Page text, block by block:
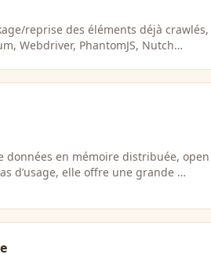
reprise des éléments déjà crawlés,
Webdriver, PhantomJS, Nutch…
données en mémoire distribuée, open
d’usage, elle offre une grande …